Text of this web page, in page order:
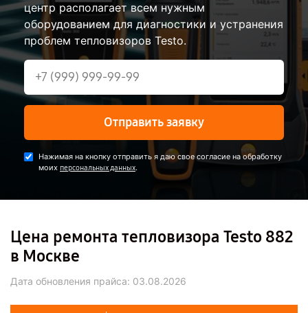
центр располагает всем нужным
оборудованием для диагностики и устранения
проблем тепловизоров Testo.
Отправить заявку
Нажимая на кнопку отправить я даю свое согласие на обработку
моих персональных данных.
Цена ремонта тепловизора Testo 882
в Москве
Дата обновления прайса: 03.08.2026